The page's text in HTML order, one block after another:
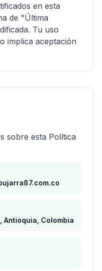
en esta
de "Última
Tu uso
implica aceptación
sobre esta Política
Antioquia, Colombia